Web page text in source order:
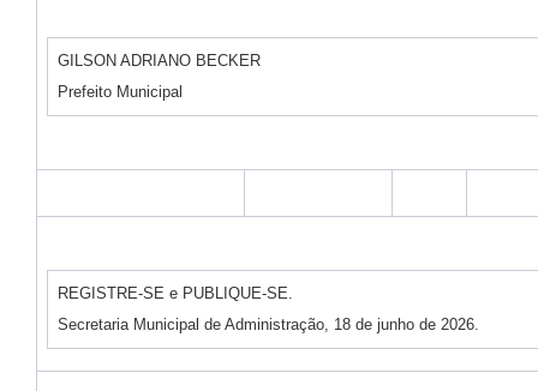
GILSON ADRIANO BECKER
Prefeito Municipal
REGISTRE-SE e PUBLIQUE-SE.
Secretaria Municipal de Administração, 18 de junho de 2026.